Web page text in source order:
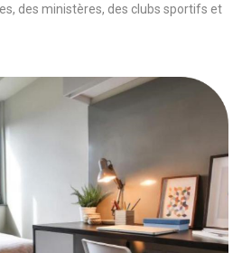
des ministères, des clubs sportifs et